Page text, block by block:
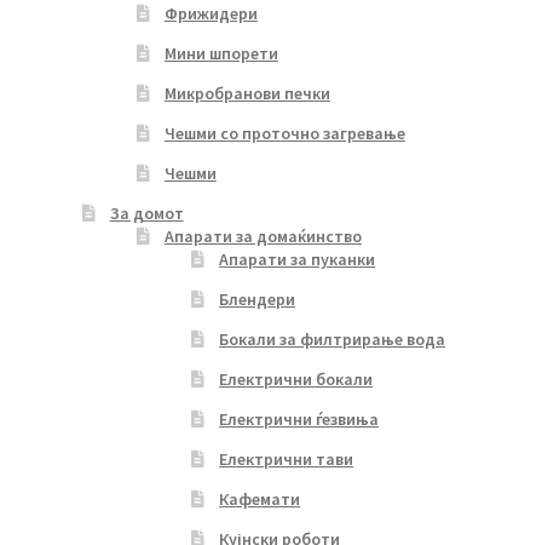
Фрижидери
Мини шпорети
Микробранови печки
Чешми со проточно загревање
Чешми
За домот
Апарати за домаќинство
Апарати за пуканки
Блендери
Бокали за филтрирање вода
Електрични бокали
Електрични ѓезвиња
Електрични тави
Кафемати
Кујнски роботи